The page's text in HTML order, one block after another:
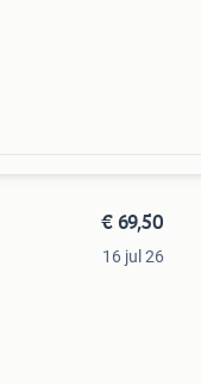
€ 69,50
16 jul 26